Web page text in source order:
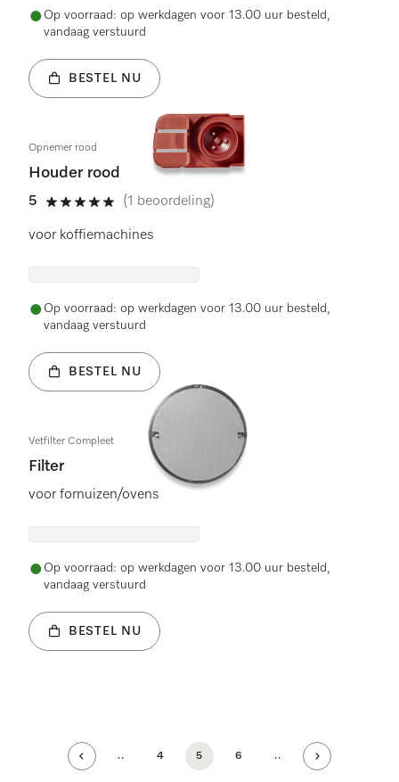
Op voorraad: op werkdagen voor 13.00 uur besteld,
vandaag verstuurd
BESTEL NU
Opnemer rood
Houder rood
5
5 sterren van de 5
(1 beoordeling)
voor koffiemachines
Op voorraad: op werkdagen voor 13.00 uur besteld,
vandaag verstuurd
BESTEL NU
Vetfilter Compleet
Filter
voor fornuizen/ovens
Op voorraad: op werkdagen voor 13.00 uur besteld,
vandaag verstuurd
BESTEL NU
.. 4 5 6 ..